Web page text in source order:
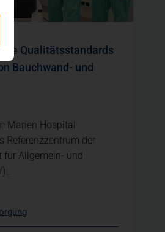
Qualitätsstandards
Bauchwand- und
Marien Hospital
Referenzzentrum der
für Allgemein- und